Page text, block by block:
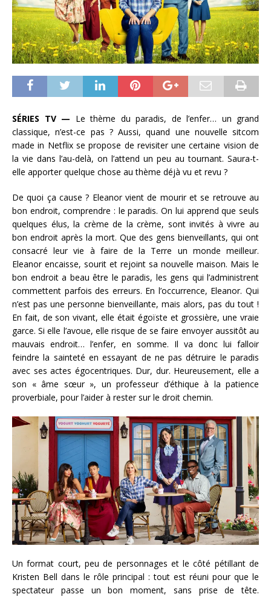
SÉRIES TV — Le thème du paradis, de l’enfer… un grand
classique, n’est-ce pas ? Aussi, quand une nouvelle sitcom
made in Netflix se propose de revisiter une certaine vision de
la vie dans l’au-delà, on l’attend un peu au tournant. Saura-t-
elle apporter quelque chose au thème déjà vu et revu ?
De quoi ça cause ? Eleanor vient de mourir et se retrouve au
bon endroit, comprendre : le paradis. On lui apprend que seuls
quelques élus, la crème de la crème, sont invités à vivre au
bon endroit après la mort. Que des gens bienveillants, qui ont
consacré leur vie à faire de la Terre un monde meilleur.
Eleanor encaisse, sourit et rejoint sa nouvelle maison. Mais le
bon endroit a beau être le paradis, les gens qui l’administrent
commettent parfois des erreurs. En l’occurrence, Eleanor. Qui
n’est pas une personne bienveillante, mais alors, pas du tout !
En fait, de son vivant, elle était égoïste et grossière, une vraie
garce. Si elle l’avoue, elle risque de se faire envoyer aussitôt au
mauvais endroit… l’enfer, en somme. Il va donc lui falloir
feindre la sainteté en essayant de ne pas détruire le paradis
avec ses actes égocentriques. Dur, dur. Heureusement, elle a
son « âme sœur », un professeur d’éthique à la patience
proverbiale, pour l’aider à rester sur le droit chemin.
Un format court, peu de personnages et le côté pétillant de
Kristen Bell dans le rôle principal : tout est réuni pour que le
spectateur passe un bon moment, sans prise de tête.